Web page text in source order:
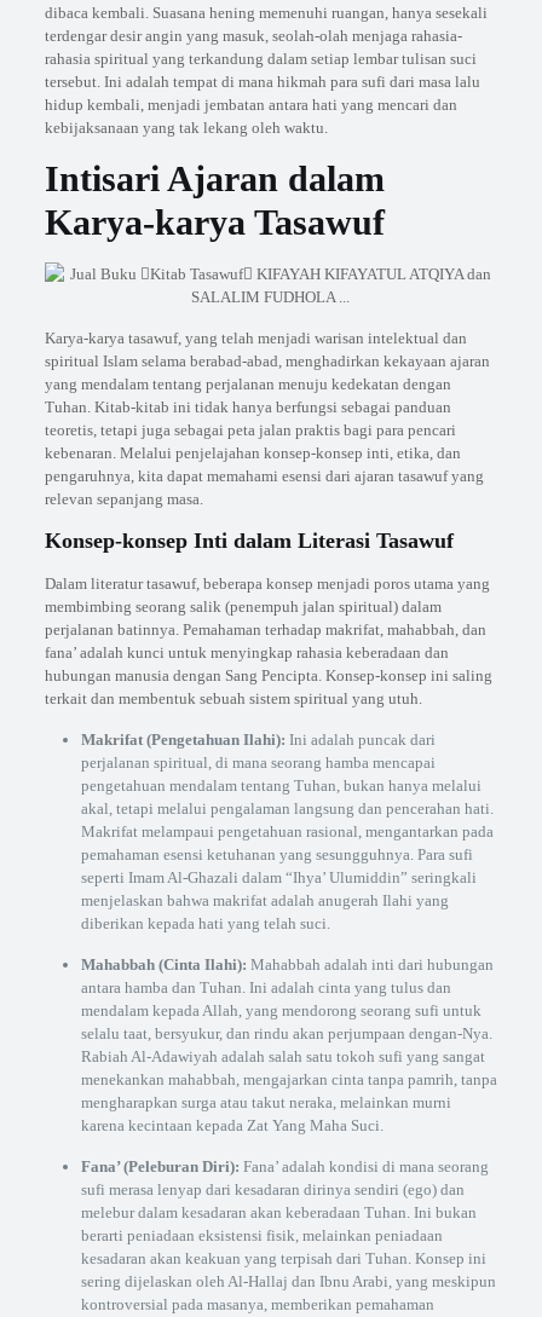
dibaca kembali. Suasana hening memenuhi ruangan, hanya sesekali
terdengar desir angin yang masuk, seolah-olah menjaga rahasia-
rahasia spiritual yang terkandung dalam setiap lembar tulisan suci
tersebut. Ini adalah tempat di mana hikmah para sufi dari masa lalu
hidup kembali, menjadi jembatan antara hati yang mencari dan
kebijaksanaan yang tak lekang oleh waktu.
Intisari Ajaran dalam
Karya-karya Tasawuf
Karya-karya tasawuf, yang telah menjadi warisan intelektual dan
spiritual Islam selama berabad-abad, menghadirkan kekayaan ajaran
yang mendalam tentang perjalanan menuju kedekatan dengan
Tuhan. Kitab-kitab ini tidak hanya berfungsi sebagai panduan
teoretis, tetapi juga sebagai peta jalan praktis bagi para pencari
kebenaran. Melalui penjelajahan konsep-konsep inti, etika, dan
pengaruhnya, kita dapat memahami esensi dari ajaran tasawuf yang
relevan sepanjang masa.
Konsep-konsep Inti dalam Literasi Tasawuf
Dalam literatur tasawuf, beberapa konsep menjadi poros utama yang
membimbing seorang salik (penempuh jalan spiritual) dalam
perjalanan batinnya. Pemahaman terhadap makrifat, mahabbah, dan
fana’ adalah kunci untuk menyingkap rahasia keberadaan dan
hubungan manusia dengan Sang Pencipta. Konsep-konsep ini saling
terkait dan membentuk sebuah sistem spiritual yang utuh.
Makrifat (Pengetahuan Ilahi): Ini adalah puncak dari
perjalanan spiritual, di mana seorang hamba mencapai
pengetahuan mendalam tentang Tuhan, bukan hanya melalui
akal, tetapi melalui pengalaman langsung dan pencerahan hati.
Makrifat melampaui pengetahuan rasional, mengantarkan pada
pemahaman esensi ketuhanan yang sesungguhnya. Para sufi
seperti Imam Al-Ghazali dalam “Ihya’ Ulumiddin” seringkali
menjelaskan bahwa makrifat adalah anugerah Ilahi yang
diberikan kepada hati yang telah suci.
Mahabbah (Cinta Ilahi): Mahabbah adalah inti dari hubungan
antara hamba dan Tuhan. Ini adalah cinta yang tulus dan
mendalam kepada Allah, yang mendorong seorang sufi untuk
selalu taat, bersyukur, dan rindu akan perjumpaan dengan-Nya.
Rabiah Al-Adawiyah adalah salah satu tokoh sufi yang sangat
menekankan mahabbah, mengajarkan cinta tanpa pamrih, tanpa
mengharapkan surga atau takut neraka, melainkan murni
karena kecintaan kepada Zat Yang Maha Suci.
Fana’ (Peleburan Diri): Fana’ adalah kondisi di mana seorang
sufi merasa lenyap dari kesadaran dirinya sendiri (ego) dan
melebur dalam kesadaran akan keberadaan Tuhan. Ini bukan
berarti peniadaan eksistensi fisik, melainkan peniadaan
kesadaran akan keakuan yang terpisah dari Tuhan. Konsep ini
sering dijelaskan oleh Al-Hallaj dan Ibnu Arabi, yang meskipun
kontroversial pada masanya, memberikan pemahaman